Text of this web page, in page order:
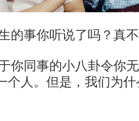
的事你听说了吗？真
你同事的小八卦令你
个人。但是，我们为